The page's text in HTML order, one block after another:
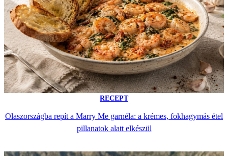
RECEPT
Olaszországba repít a Marry Me garnéla: a krémes, fokhagymás étel
pillanatok alatt elkészül